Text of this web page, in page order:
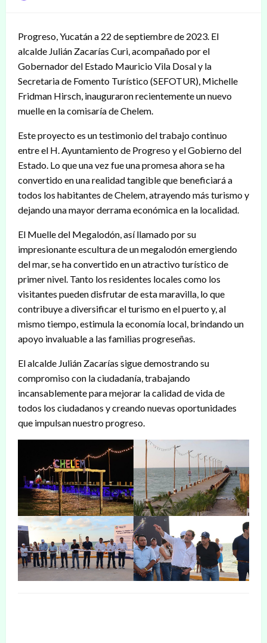
Progreso, Yucatán a 22 de septiembre de 2023. El
alcalde Julián Zacarías Curi, acompañado por el
Gobernador del Estado Mauricio Vila Dosal y la
Secretaria de Fomento Turístico (SEFOTUR), Michelle
Fridman Hirsch, inauguraron recientemente un nuevo
muelle en la comisaría de Chelem.
Este proyecto es un testimonio del trabajo continuo
entre el H. Ayuntamiento de Progreso y el Gobierno del
Estado. Lo que una vez fue una promesa ahora se ha
convertido en una realidad tangible que beneficiará a
todos los habitantes de Chelem, atrayendo más turismo y
dejando una mayor derrama económica en la localidad.
El Muelle del Megalodón, así llamado por su
impresionante escultura de un megalodón emergiendo
del mar, se ha convertido en un atractivo turístico de
primer nivel. Tanto los residentes locales como los
visitantes pueden disfrutar de esta maravilla, lo que
contribuye a diversificar el turismo en el puerto y, al
mismo tiempo, estimula la economía local, brindando un
apoyo invaluable a las familias progreseñas.
El alcalde Julián Zacarías sigue demostrando su
compromiso con la ciudadanía, trabajando
incansablemente para mejorar la calidad de vida de
todos los ciudadanos y creando nuevas oportunidades
que impulsan nuestro progreso.